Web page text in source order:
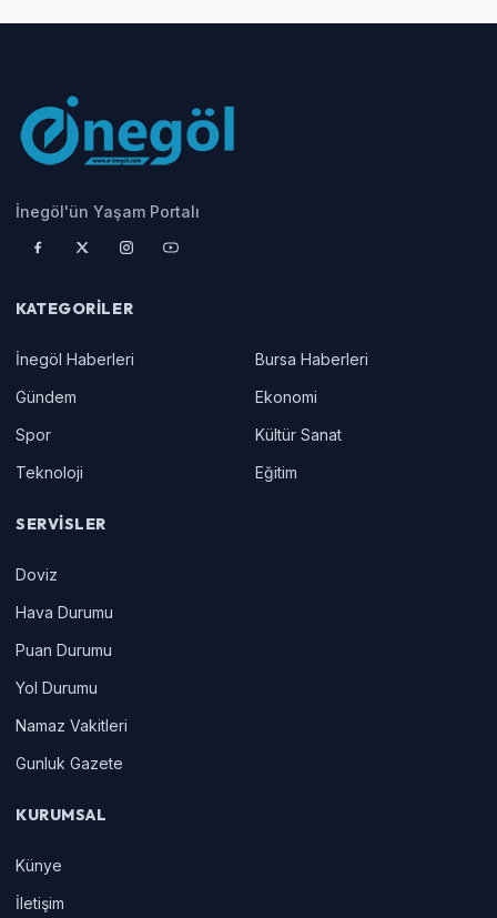
İnegöl'ün Yaşam Portalı
KATEGORILER
İnegöl Haberleri
Bursa Haberleri
Gündem
Ekonomi
Spor
Kültür Sanat
Teknoloji
Eğitim
SERVISLER
Doviz
Hava Durumu
Puan Durumu
Yol Durumu
Namaz Vakitleri
Gunluk Gazete
KURUMSAL
Künye
İletişim